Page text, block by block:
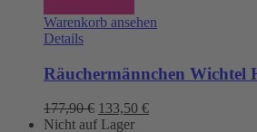
Warenkorb ansehen
Details
Räuchermännchen Wichtel
177,90€ Ursprünglicher
Preis
133,50 €Aktueller
Nicht auf Lager